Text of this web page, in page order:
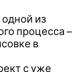
из
процесса –
в
с уже